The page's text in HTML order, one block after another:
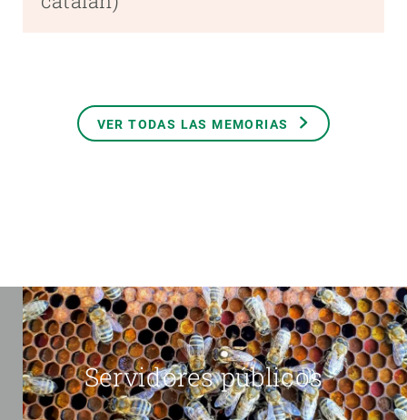
VER TODAS LAS MEMORIAS
Servidores públicos